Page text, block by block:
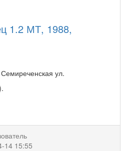
1.2 МТ, 1988,
ул.
14 15:55